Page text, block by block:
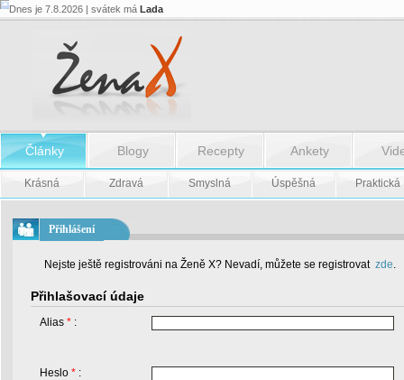
Dnes je 7.8.2026 | svátek má Lada
Články Blogy Recepty Ankety
Krásná Zdravá Smyslná Úspěšná Praktická
Přihlášení
Nejste ještě registrováni na Ženě X? Nevadí, můžete se registrovat zde.
Přihlašovací údaje
Alias * :
Heslo * :